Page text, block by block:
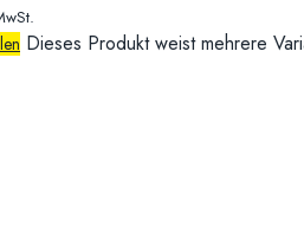
Dieses Produkt weist mehrere